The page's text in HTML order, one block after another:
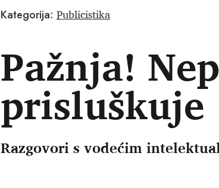
Kategorija: Publicistika
Pažnja!
prisluškuje
Razgovori s vodećim